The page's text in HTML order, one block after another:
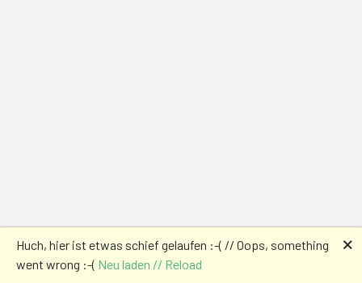
Huch, hier ist etwas schief gelaufen :-( // Oops, something
went wrong :-( Neu laden // Reload
🗙